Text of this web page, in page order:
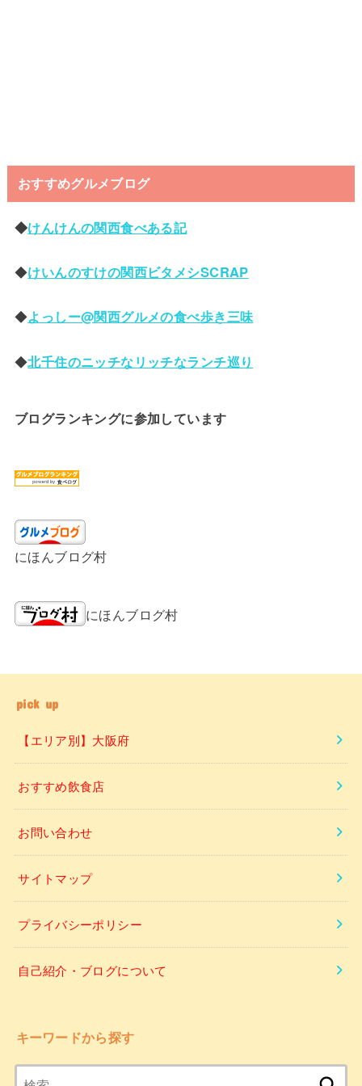
おすすめグルメブログ
◆けんけんの関西食べある記
◆けいんのすけの関西ビタメシSCRAP
◆よっしー@関西グルメの食べ歩き三味
◆北千住のニッチなリッチなランチ巡り
ブログランキングに参加しています
にほんブログ村
にほんブログ村
pick up
【エリア別】大阪府
おすすめ飲食店
お問い合わせ
サイトマップ
プライバシーポリシー
自己紹介・ブログについて
キーワードから探す